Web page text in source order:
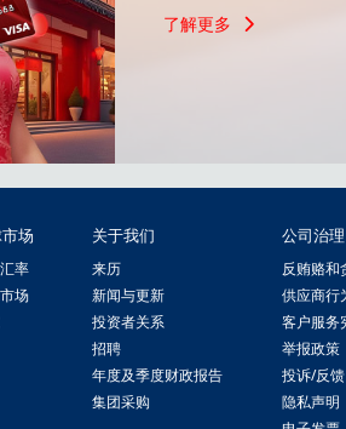
了解更多
场
率
场
关于我们
来历
新闻与更新
投资者关系
招聘
年度及季度财政报告
集团采购
公司治理
反贿赂和
供应商行
客户服务
举报政策
投诉/反馈
隐私声明